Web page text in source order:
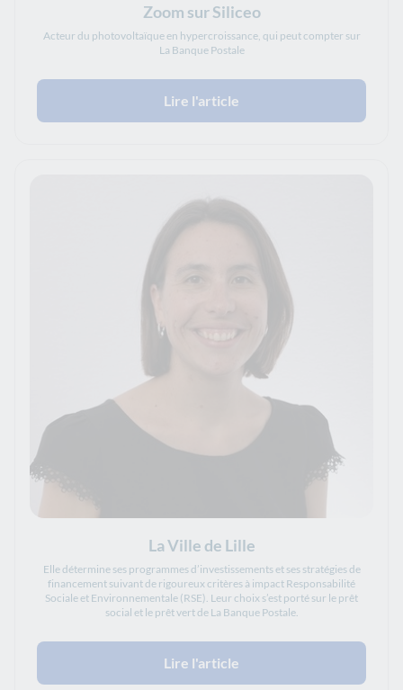
Zoom sur Siliceo
Acteur du photovoltaïque en hypercroissance, qui peut compter sur
La Banque Postale
Lire l'article
La Ville de Lille
Elle détermine ses programmes d’investissements et ses stratégies de
financement suivant de rigoureux critères à impact Responsabilité
Sociale et Environnementale (RSE). Leur choix s’est porté sur le prêt
social et le prêt vert de La Banque Postale.
Lire l'article